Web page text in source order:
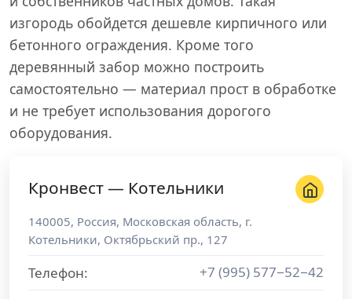
изгородь обойдется дешевле кирпичного или
бетонного ограждения. Кроме того
деревянный забор можно построить
самостоятельно — материал прост в обработке
и не требует использования дорогого
оборудования.
Кронвест — Котельники
140005, Россия, Московская область, г.
Котельники, Октябрьский пр., 127
Телефон:
+7 (995) 577−52−42